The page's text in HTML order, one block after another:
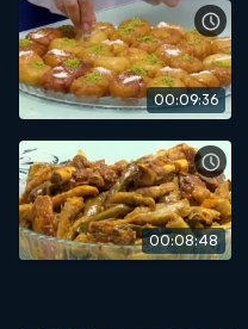
00:09:36
00:08:48